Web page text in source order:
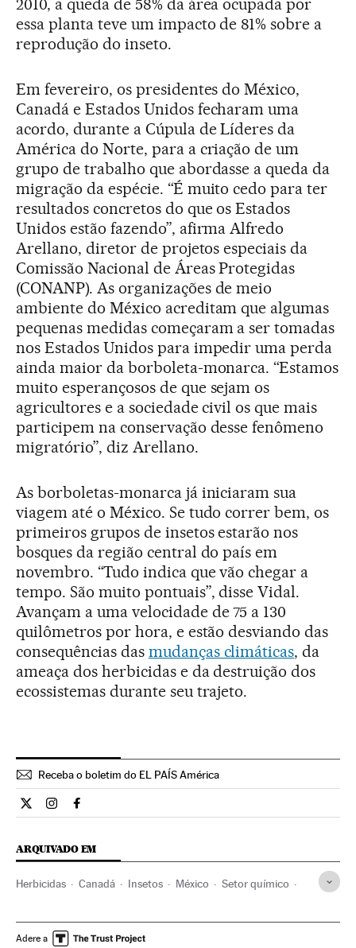
2010, a queda de 58% da área ocupada por
essa planta teve um impacto de 81% sobre a
reprodução do inseto.
Em fevereiro, os presidentes do México,
Canadá e Estados Unidos fecharam uma
acordo, durante a Cúpula de Líderes da
América do Norte, para a criação de um
grupo de trabalho que abordasse a queda da
migração da espécie. “É muito cedo para ter
resultados concretos do que os Estados
Unidos estão fazendo”, afirma Alfredo
Arellano, diretor de projetos especiais da
Comissão Nacional de Áreas Protegidas
(CONANP). As organizações de meio
ambiente do México acreditam que algumas
pequenas medidas começaram a ser tomadas
nos Estados Unidos para impedir uma perda
ainda maior da borboleta-monarca. “Estamos
muito esperançosos de que sejam os
agricultores e a sociedade civil os que mais
participem na conservação desse fenômeno
migratório”, diz Arellano.
As borboletas-monarca já iniciaram sua
viagem até o México. Se tudo correr bem, os
primeiros grupos de insetos estarão nos
bosques da região central do país em
novembro. “Tudo indica que vão chegar a
tempo. São muito pontuais”, disse Vidal.
Avançam a uma velocidade de 75 a 130
quilômetros por hora, e estão desviando das
consequências das mudanças climáticas, da
ameaça dos herbicidas e da destruição dos
ecossistemas durante seu trajeto.
Receba o boletim do EL PAÍS América
Internacional El País Brasil en Twitter
Internacional El País Brasil en Instagram
Internacional El País Brasil en Facebook
ARQUIVADO EM
Herbicidas Canadá Insetos México Setor químico
América Animais Espécies
Adere a